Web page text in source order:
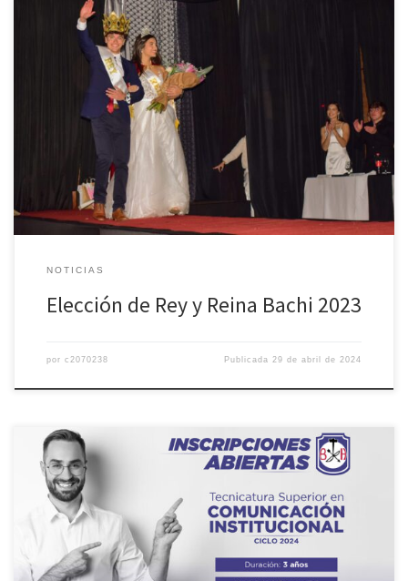
Elección de nuestros representantes. «Shine that light Shine that
light on me» #elbachi Locus ubi cor est Gracias al centro de
estudiantes y a los padres que acompañaron.
@humanitatis.essentia2023 Reina: Agostina Libutti lera Princesa:
Clara Brea 2da Princesa: Maia Jerushalmi Miss Simpatía: Milagros
Román Fulquet Miss Elegancia: Ana María Sampayo […]
NOTICIAS
Elección de Rey y Reina Bachi 2023
por c2070238 Publicada29 de abril de 2024
¿Trabajas en el área de comunicación o te interesa aprender y
contar con las herramientas necesarias para hacerlo? Inscribite en
la Tecnicatura Superior en Comunicación Institucional con una
fuerte impronta en comunicación multimedial digital.Becas para
empleados municipales y familiares directos. Becas especiales.